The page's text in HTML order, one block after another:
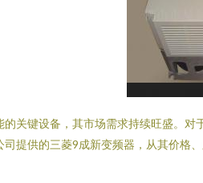
关键设备，其市场需求持续旺盛。
提供的三菱9成新变频器，从其价格